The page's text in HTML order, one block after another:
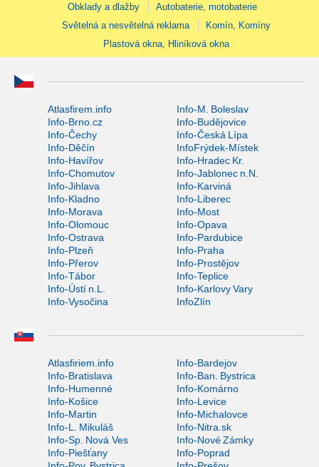
Obklady a dlažby
Autobaterie, motobaterie
Světelná a nesvětelná reklama
Komín, Komíny
Plastová okna, Hliníková okna
Atlasfirem.info
Info-M. Boleslav
Info-Brno.cz
Info-Budějovice
Info-Čechy
Info-Česká Lípa
Info-Děčín
InfoFrýdek-Místek
Info-Havířov
Info-Hradec Kr.
Info-Chomutov
Info-Jablonec n.N.
Info-Jihlava
Info-Karviná
Info-Kladno
Info-Liberec
Info-Morava
Info-Most
Info-Olomouc
Info-Opava
Info-Ostrava
Info-Pardubice
Info-Plzeň
Info-Praha
Info-Přerov
Info-Prostějov
Info-Tábor
Info-Teplice
Info-Ústí n.L.
Info-Karlovy Vary
Info-Vysočina
InfoZlín
Atlasfiriem.info
Info-Bardejov
Info-Bratislava
Info-Ban. Bystrica
Info-Humenné
Info-Komárno
Info-Košice
Info-Levice
Info-Martin
Info-Michalovce
Info-L. Mikuláš
Info-Nitra.sk
Info-Sp. Nová Ves
Info-Nové Zámky
Info-Piešťany
Info-Poprad